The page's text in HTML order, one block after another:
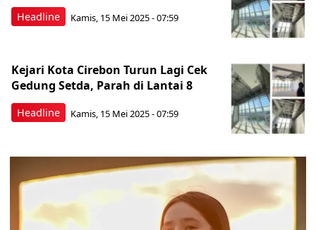
Headline Kamis, 15 Mei 2025 - 07:59
Headline
Kejari Kota Cirebon Turun Lagi Cek
Gedung Setda, Parah di Lantai 8
Kamis, 15 Mei 2025 - 07:59